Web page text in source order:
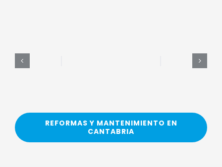
REFORMAS Y MANTENIMIENTO EN
CANTABRIA